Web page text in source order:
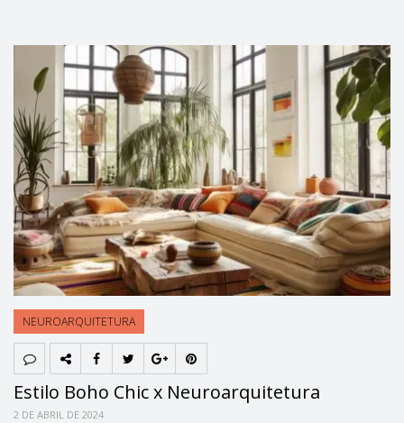
NEUROARQUITETURA
Estilo Boho Chic x Neuroarquitetura
2 DE ABRIL DE 2024